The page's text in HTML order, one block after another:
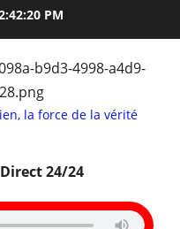
PM
la force de la vérité
24/24